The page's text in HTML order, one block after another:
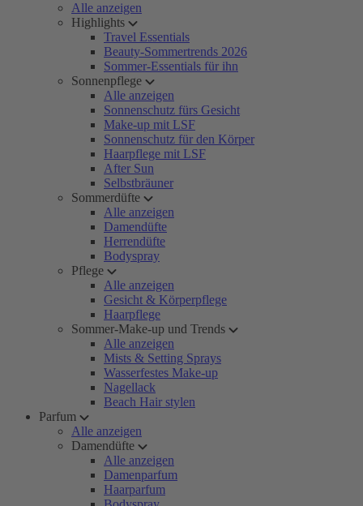
Alle anzeigen
Highlights
Travel Essentials
Beauty-Sommertrends 2026
Sommer-Essentials für ihn
Sonnenpflege
Alle anzeigen
Sonnenschutz fürs Gesicht
Make-up mit LSF
Sonnenschutz für den Körper
Haarpflege mit LSF
After Sun
Selbstbräuner
Sommerdüfte
Alle anzeigen
Damendüfte
Herrendüfte
Bodyspray
Pflege
Alle anzeigen
Gesicht & Körperpflege
Haarpflege
Sommer-Make-up und Trends
Alle anzeigen
Mists & Setting Sprays
Wasserfestes Make-up
Nagellack
Beach Hair stylen
Parfum
Alle anzeigen
Damendüfte
Alle anzeigen
Damenparfum
Haarparfum